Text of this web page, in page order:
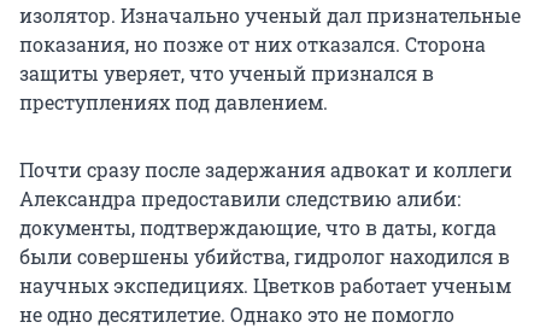
изолятор. Изначально ученый дал признательные
показания, но позже от них отказался. Сторона
защиты уверяет, что ученый признался в
преступлениях под давлением.
Почти сразу после задержания адвокат и коллеги
Александра предоставили следствию алиби:
документы, подтверждающие, что в даты, когда
были совершены убийства, гидролог находился в
научных экспедициях. Цветков работает ученым
не одно десятилетие. Однако это не помогло